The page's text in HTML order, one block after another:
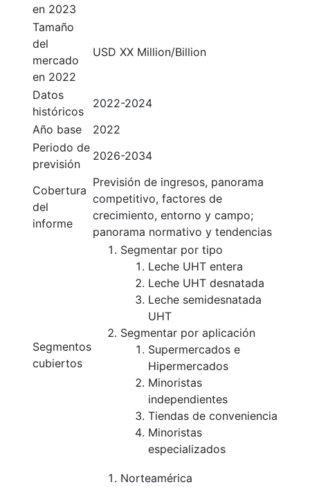
en 2023
Tamaño
del
mercado
en 2022
USD XX Million/Billion
Datos
históricos
2022-2024
Año base
2022
Periodo de
previsión
2026-2034
Cobertura
del
informe
Previsión de ingresos, panorama
competitivo, factores de
crecimiento, entorno y campo;
panorama normativo y tendencias
Segmentos
cubiertos
Segmentar por tipo
Leche UHT entera
Leche UHT desnatada
Leche semidesnatada
UHT
Segmentar por aplicación
Supermercados e
Hipermercados
Minoristas
independientes
Tiendas de conveniencia
Minoristas
especializados
Norteamérica